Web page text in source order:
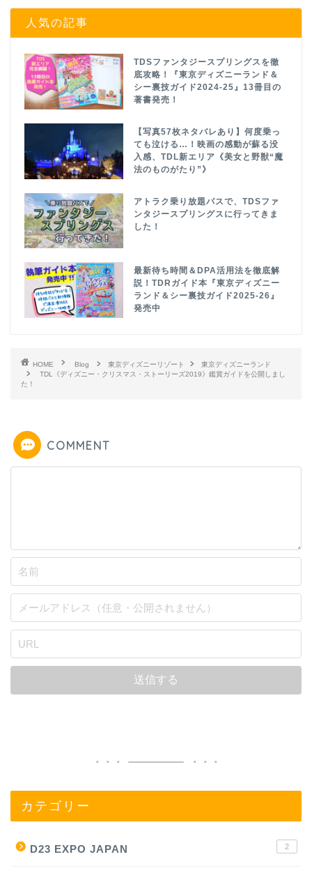
人気の記事
TDSファンタジースプリングスを徹
底攻略！『東京ディズニーランド＆
シー裏技ガイド2024-25』13冊目の
著書発売！
【写真57枚ネタバレあり】何度乗っ
ても泣ける…！映画の感動が蘇る没
入感、TDL新エリア《美女と野獣“魔
法のものがたり”》
アトラク乗り放題パスで、TDSファ
ンタジースプリングスに行ってきま
した！
最新待ち時間＆DPA活用法を徹底解
説！TDRガイド本『東京ディズニー
ランド＆シー裏技ガイド2025-26』
発売中
HOME Blog 東京ディズニーリゾート
東京ディズニーランド
TDL《ディズニー・クリスマス・ストーリーズ2019》鑑賞ガイドを公開しまし
た！
COMMENT
カテゴリー
D23 EXPO JAPAN 2